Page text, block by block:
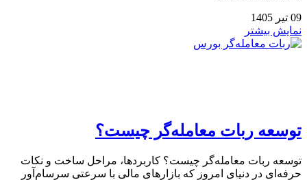
09 تیر 1405
نمایش بیشتر
توسعه ربات معامله‌گر چیست؟
توسعه ربات معامله‌گر چیست؟ کاربردها، مراحل ساخت و نکات
حرفه‌ای در دنیای امروز که بازارهای مالی با سرعتی سرسام‌آور